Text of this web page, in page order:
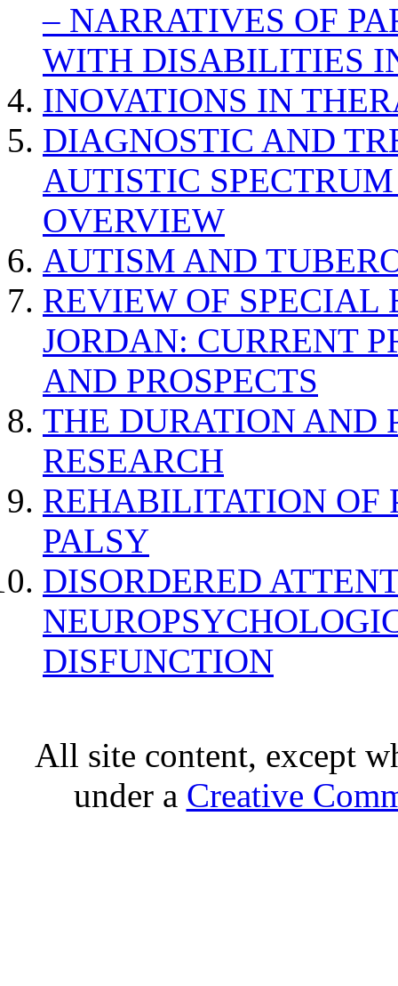
– NARRATIVES OF
WITH DISABILITIES
INOVATIONS IN
DIAGNOSTIC AND
AUTISTIC
OVERVIEW
AUTISM AND
REVIEW OF SPECIAL
JORDAN: CURRENT
AND PROSPECTS
THE DURATION AND
RESEARCH
REHABILITATION OF
PALSY
DISORDERED
DISFUNCTION
All site content, except
under a Creative